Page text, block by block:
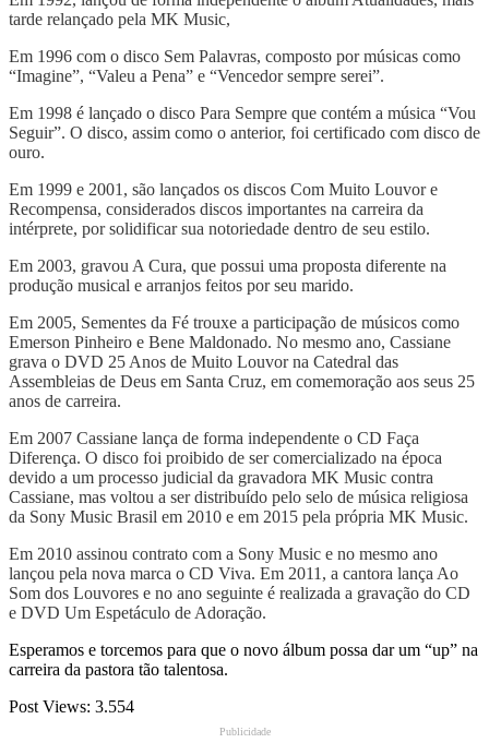
tarde relançado pela MK Music,
Em 1996 com o disco Sem Palavras, composto por músicas como
“Imagine”, “Valeu a Pena” e “Vencedor sempre serei”.
Em 1998 é lançado o disco Para Sempre que contém a música “Vou
Seguir”. O disco, assim como o anterior, foi certificado com disco de
ouro.
Em 1999 e 2001, são lançados os discos Com Muito Louvor e
Recompensa, considerados discos importantes na carreira da
intérprete, por solidificar sua notoriedade dentro de seu estilo.
Em 2003, gravou A Cura, que possui uma proposta diferente na
produção musical e arranjos feitos por seu marido.
Em 2005, Sementes da Fé trouxe a participação de músicos como
Emerson Pinheiro e Bene Maldonado. No mesmo ano, Cassiane
grava o DVD 25 Anos de Muito Louvor na Catedral das
Assembleias de Deus em Santa Cruz, em comemoração aos seus 25
anos de carreira.
Em 2007 Cassiane lança de forma independente o CD Faça
Diferença. O disco foi proibido de ser comercializado na época
devido a um processo judicial da gravadora MK Music contra
Cassiane, mas voltou a ser distribuído pelo selo de música religiosa
da Sony Music Brasil em 2010 e em 2015 pela própria MK Music.
Em 2010 assinou contrato com a Sony Music e no mesmo ano
lançou pela nova marca o CD Viva. Em 2011, a cantora lança Ao
Som dos Louvores e no ano seguinte é realizada a gravação do CD
e DVD Um Espetáculo de Adoração.
Esperamos e torcemos para que o novo álbum possa dar um “up” na
carreira da pastora tão talentosa.
Post Views: 3.554
Publicidade